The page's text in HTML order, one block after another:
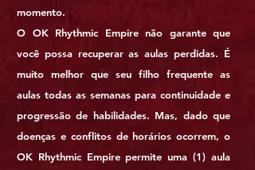
momento.
O OK Rhythmic Empire não garante que
você possa recuperar as aulas perdidas. É
muito melhor que seu filho frequente as
aulas todas as semanas para continuidade e
progressão de habilidades. Mas, dado que
doenças e conflitos de horários ocorrem, o
OK Rhythmic Empire permite uma (1) aula